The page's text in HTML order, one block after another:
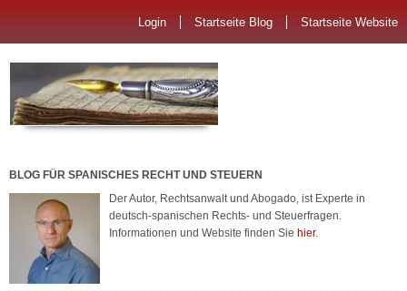
Login Startseite Blog Startseite Website
BLOG FÜR SPANISCHES RECHT UND STEUERN
Der Autor, Rechtsanwalt und Abogado, ist Experte in
deutsch-spanischen Rechts- und Steuerfragen.
Informationen und Website finden Sie hier.